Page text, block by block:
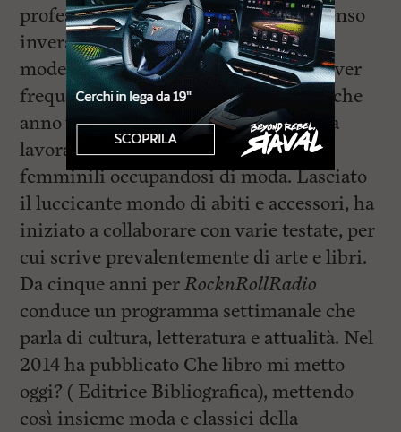
professionalmente sono arrivate in senso
inverso. Laureata in Storia dell’Arte
moderna al D.A.M.S. di Torino dopo aver
frequentato il Liceo Artistico, da qualche
anno vive a Milano, dove ha iniziato a
lavorare in redazioni di periodici
femminili occupandosi di moda. Lasciato
il luccicante mondo di abiti e accessori, ha
iniziato a collaborare con varie testate, per
cui scrive prevalentemente di arte e libri.
Da cinque anni perRocknRollRadio
conduce un programma settimanale che
parla di cultura, letteratura e attualità. Nel
2014 ha pubblicato Che libro mi metto
oggi? ( Editrice Bibliografica), mettendo
così insieme moda e classici della